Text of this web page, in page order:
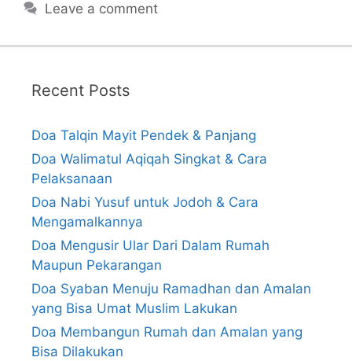
Leave a comment
Recent Posts
Doa Talqin Mayit Pendek & Panjang
Doa Walimatul Aqiqah Singkat & Cara
Pelaksanaan
Doa Nabi Yusuf untuk Jodoh & Cara
Mengamalkannya
Doa Mengusir Ular Dari Dalam Rumah
Maupun Pekarangan
Doa Syaban Menuju Ramadhan dan Amalan
yang Bisa Umat Muslim Lakukan
Doa Membangun Rumah dan Amalan yang
Bisa Dilakukan